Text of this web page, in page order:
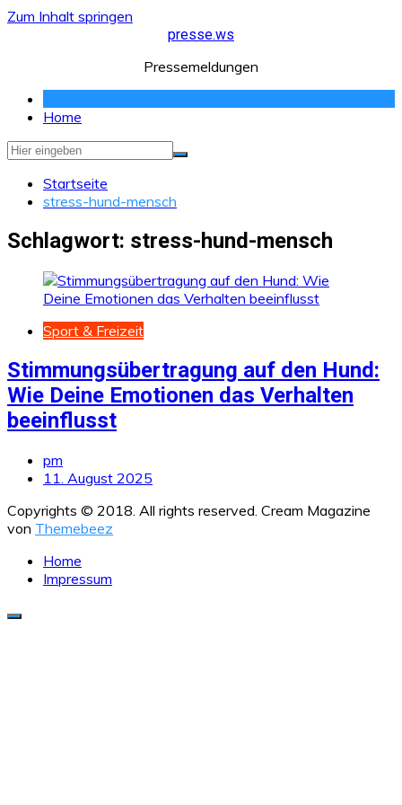
Zum Inhalt springen
presse.ws
Pressemeldungen
Home
Startseite
stress-hund-mensch
Schlagwort: stress-hund-mensch
Sport & Freizeit
Stimmungsübertragung auf den Hund:
Wie Deine Emotionen das Verhalten
beeinflusst
pm
11. August 2025
Copyrights © 2018. All rights reserved. Cream Magazine
von Themebeez
Home
Impressum